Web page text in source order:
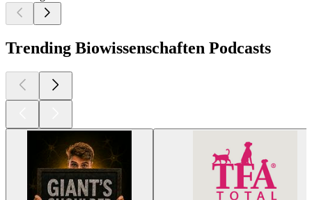
Trending Biowissenschaften Podcasts